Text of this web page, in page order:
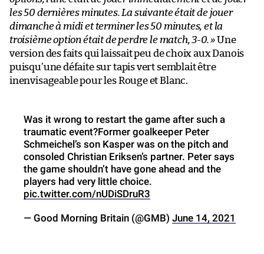
les 50 dernières minutes. La suivante était de jouer
dimanche à midi et terminer les 50 minutes, et la
troisième option était de perdre le match, 3-0. »Une
version des faits qui laissait peu de choix aux Danois
puisqu’une défaite sur tapis vert semblait être
inenvisageable pour les Rouge et Blanc.
Was it wrong to restart the game after such a
traumatic event?Former goalkeeper Peter
Schmeichel’s son Kasper was on the pitch and
consoled Christian Eriksen’s partner. Peter says
the game shouldn’t have gone ahead and the
players had very little choice.
pic.twitter.com/nUDiSDruR3
— Good Morning Britain (@GMB) June 14, 2021